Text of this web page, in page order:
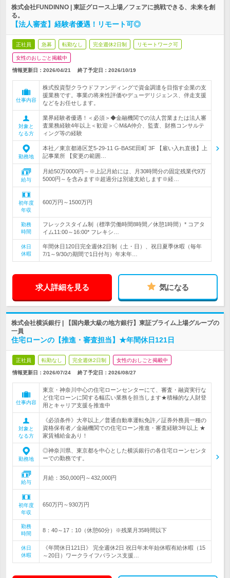
株式会社FUNDINNO | 東証グロース上場／フェアに挑戦できる、未来を創
る。
【法人審査】経験者優遇！リモート可◎
正社員 急募 転勤なし 完全週休2日制 リモートワーク可
女性のおしごと掲載中
情報更新日：2026/04/21 終了予定日： 2026/10/19
仕事内容
株式投資型クラウドファンディングで資金調達を目指す企業の支
援業務です。事業の将来性評価やデューデリジェンス、伴走支援
などをお任せします。
対象と
なる方
業界経験者優遇！＜必須＞◆金融機関での法人営業または法人審
査業務経験4年以上＜歓迎＞◇M&A仲介、監査、財務コンサルテ
ィング等の経験
勤務地
本社／東京都港区芝5-29-11 G-BASE田町 3F 【雇い入れ直後】上
記事業所 【変更の範囲…
給与
月給50万0000円～※上記月給には、月30時間分の固定残業代9万
5000円～を含みます※超過分は別途支給します※経…
初年度
年収
600万円～1500万円
勤務
時間
フレックスタイム制（標準労働時間8時間／休憩1時間）* コアタ
イム11:00～16:00* フレキシ…
休日
休暇
年間休日120日完全週休2日制（土・日）、祝日夏季休暇（毎年
7/1～9/30の期間で1日付与）年末年…
求人詳細を見る 気になる
株式会社横浜銀行 | 【国内最大級の地方銀行】東証プライム上場グループの
一員
住宅ローンの【推進・審査担当】★年間休日121日
正社員 転勤なし 完全週休2日制 女性のおしごと掲載中
情報更新日：2026/07/24 終了予定日： 2026/08/27
仕事内容
東京・神奈川中心の住宅ローンセンターにて、審査・融資実行な
ど住宅ローンに関する幅広い業務を担当します★積極的な人財登
用とキャリア支援を推進中
対象と
なる方
《必須条件》大卒以上／普通自動車運転免許／証券外務員一種の
資格保有者／金融機関での住宅ローン推進・審査経験3年以上 ★
家賃補給金あり！
勤務地
◎神奈川県、東京都を中心とした横浜銀行の各住宅ローンセンタ
ーでの勤務です。
給与
月給：350,000円～432,000円
初年度
年収
650万円～930万円
勤務
時間
8：40～17：10（休憩60分）※残業月35時間以下
休日
休暇
《年間休日121日》 完全週休2日 祝日年末年始休暇有給休暇（15
～20日）ワークライフバランス支援…